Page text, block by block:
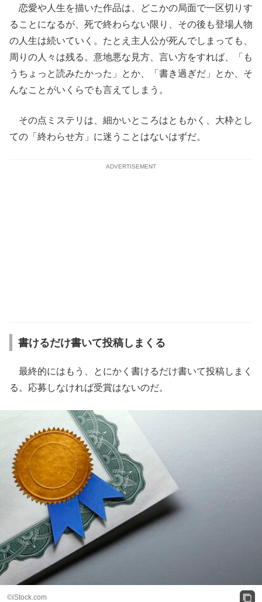
恋愛や人生を描いた作品は、どこかの局面で一区切りす
ることになるが、死で終わらない限り、その後も登場人物
の人生は続いていく。たとえ主人公が死んでしまっても、
周りの人々は残る。意地悪な見方、言い方をすれば、「も
うちょっと読みたかった」とか、「書き過ぎだ」とか、そ
んなことがいくらでも言えてしまう。
その点ミステリは、細かいところはともかく、大枠とし
ての「終わらせ方」に迷うことはないはずだ。
ADVERTISEMENT
書けるだけ書いて投稿しまくる
最終的にはもう、とにかく書けるだけ書いて投稿しまく
る。応募しなければ受賞はないのだ。
©iStock.com